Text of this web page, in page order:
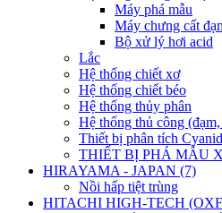
Máy phá mẫu
Máy chưng cất
Bộ xử lý hơi acid
Lắc
Hệ thống chiết xơ
Hệ thống chiết béo
Hệ thống thủy phân
Hệ thống thủ công
Thiết bị phân tích
THIẾT BỊ PHÁ MẪU
HIRAYAMA - JAPAN (7)
Nồi hấp tiệt trùng
HITACHI HIGH-TECH